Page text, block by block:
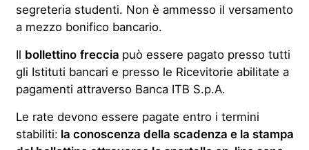
segreteria studenti. Non è ammesso il versamento
a mezzo bonifico bancario.
Il bollettino freccia può essere pagato presso tutti
gli Istituti bancari e presso le Ricevitorie abilitate a
pagamenti attraverso Banca ITB S.p.A.
Le rate devono essere pagate entro i termini
stabiliti: la conoscenza della scadenza e la stampa